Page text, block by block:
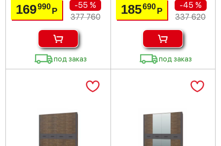
169990Р
-55 %
377 760
под заказ
185690 Р
-45 %
337 620
под заказ